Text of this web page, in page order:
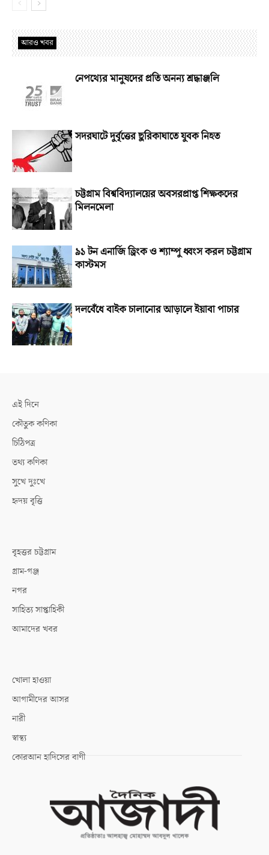
আরও খবর
নেপথ্যের মানুষদের প্রতি অনন্য শ্রদ্ধাঞ্জলি
সদরঘাটে দুর্বৃত্তের ছুরিকাঘাতে যুবক নিহত
চট্টগ্রাম বিশ্ববিদ্যালয়ের অবসরপ্রাপ্ত শিক্ষকদের
মিলনমেলা
৯১ টন এনার্জি ড্রিংক ও শ্যাম্পু ধ্বংস করল চট্টগ্রাম
কাস্টমস
দলবেঁধে বাইক চালানোর আড়ালে ইয়াবা পাচার
এই দিনে
কৌতুক কণিকা
চিঠিপত্র
তথ্য কণিকা
সুখে দুঃখে
হৃদয় বৃত্তি
বৃহত্তর চট্টগ্রাম
গ্রাম-গঞ্জ
নগর
সাহিত্য সাপ্তাহিকী
আমাদের খবর
খোলা হাওয়া
আগামীদের আসর
নারী
স্বাস্থ্য
কোরআন হাদিসের বাণী